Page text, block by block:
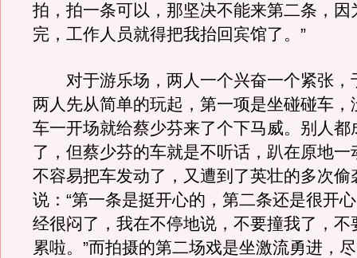
拍，拍一条可以，那坚决不能来第二条，因
完，工作人员就得把我抬回宾馆了。”
对于游乐场，两人一个兴奋一个紧张，
两人先从简单的玩起，第一项是坐碰碰车，
车一开场就给蔡少芬来了个下马威。别人都
了，但蔡少芬的车就是不听话，趴在原地一
不容易把车发动了，又遭到了英壮的多次偷
说：“第一条是挺开心的，第二条还是很开
经很闷了，我在不停地说，不要撞我了，不
累啦。”而拍摄的第二场戏是坐激流勇进，